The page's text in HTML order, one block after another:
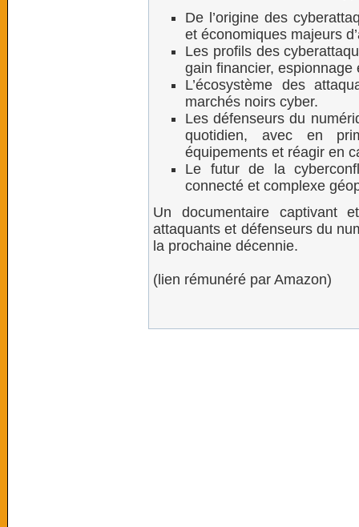
De l’origine des
et économiques majeurs
Les profils des
gain financier, espionnage
L’écosystème des
marchés noirs cyber.
Les défenseurs du
quotidien, avec en
équipements et réagir en
Le futur de la
connecté et complexe
Un documentaire captivant
attaquants et défenseurs du
la prochaine décennie.
(lien rémunéré par Amazon)